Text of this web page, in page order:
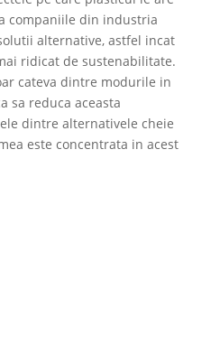
companiile din industria
alternative, astfel incat
ridicat de sustenabilitate.
cateva dintre modurile in
sa reduca aceasta
dintre alternativele cheie
este concentrata in acest